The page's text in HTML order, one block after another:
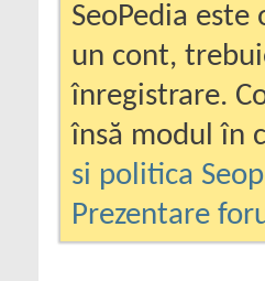
SeoPedia
un cont,
înregistrare.
însă modul în
si politica
Prezentare